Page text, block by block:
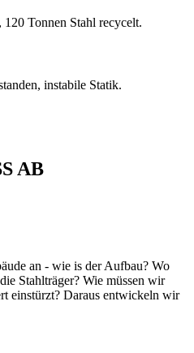
Tonnen Stahl recycelt.
instabile Statik.
AB
an - wie is der Aufbau? Wo
Stahlträger? Wie müssen wir
einstürzt? Daraus entwickeln wir